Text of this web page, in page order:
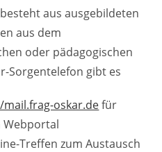
aus ausgebildeten
aus dem
oder pädagogischen
Sorgentelefon gibt es
oskar.defür
Webportal
Treffen zum Austausch